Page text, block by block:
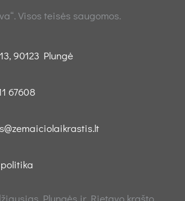
Visos teisės saugomos.
90123 Plungė
67608